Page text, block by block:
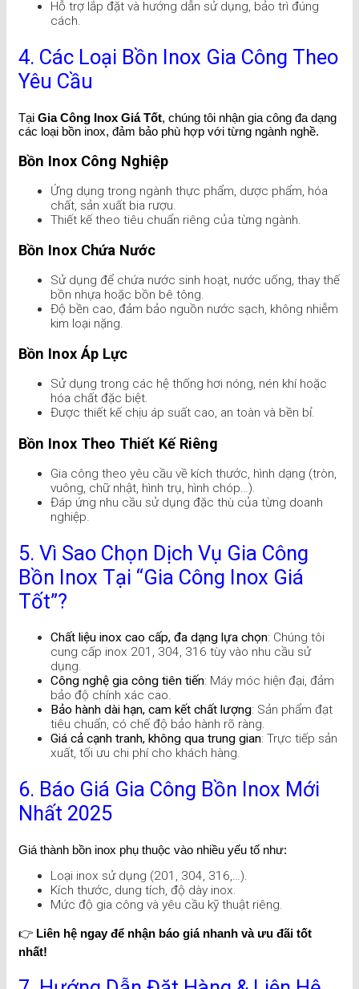
Hỗ trợ lắp đặt và hướng dẫn sử dụng, bảo trì đúng
cách.
4. Các Loại Bồn Inox Gia Công Theo
Yêu Cầu
Tại Gia Công Inox Giá Tốt, chúng tôi nhận gia công đa dạng
các loại bồn inox, đảm bảo phù hợp với từng ngành nghề.
Bồn Inox Công Nghiệp
Ứng dụng trong ngành thực phẩm, dược phẩm, hóa
chất, sản xuất bia rượu.
Thiết kế theo tiêu chuẩn riêng của từng ngành.
Bồn Inox Chứa Nước
Sử dụng để chứa nước sinh hoạt, nước uống, thay thế
bồn nhựa hoặc bồn bê tông.
Độ bền cao, đảm bảo nguồn nước sạch, không nhiễm
kim loại nặng.
Bồn Inox Áp Lực
Sử dụng trong các hệ thống hơi nóng, nén khí hoặc
hóa chất đặc biệt.
Được thiết kế chịu áp suất cao, an toàn và bền bỉ.
Bồn Inox Theo Thiết Kế Riêng
Gia công theo yêu cầu về kích thước, hình dạng (tròn,
vuông, chữ nhật, hình trụ, hình chóp…).
Đáp ứng nhu cầu sử dụng đặc thù của từng doanh
nghiệp.
5. Vì Sao Chọn Dịch Vụ Gia Công
Bồn Inox Tại “Gia Công Inox Giá
Tốt”?
Chất liệu inox cao cấp, đa dạng lựa chọn: Chúng tôi
cung cấp inox 201, 304, 316 tùy vào nhu cầu sử
dụng.
Công nghệ gia công tiên tiến: Máy móc hiện đại, đảm
bảo độ chính xác cao.
Bảo hành dài hạn, cam kết chất lượng: Sản phẩm đạt
tiêu chuẩn, có chế độ bảo hành rõ ràng.
Giá cả cạnh tranh, không qua trung gian: Trực tiếp sản
xuất, tối ưu chi phí cho khách hàng.
6. Báo Giá Gia Công Bồn Inox Mới
Nhất 2025
Giá thành bồn inox phụ thuộc vào nhiều yếu tố như:
Loại inox sử dụng (201, 304, 316,…).
Kích thước, dung tích, độ dày inox.
Mức độ gia công và yêu cầu kỹ thuật riêng.
👉 Liên hệ ngay để nhận báo giá nhanh và ưu đãi tốt
nhất!